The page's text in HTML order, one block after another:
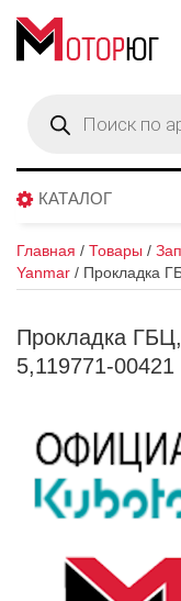
товаров
КАТАЛОГ
Главная / Товары /
Yanmar / Прокладка
Прокладка
5,119771-00421